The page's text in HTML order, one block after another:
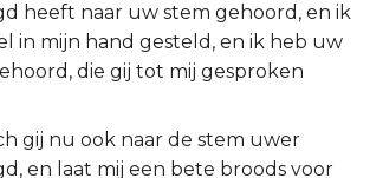
heeft naar uw stem gehoord, en ik
in mijn hand gesteld, en ik heb uw
die gij tot mij gesproken
gij nu ook naar de stem uwer
en laat mij een bete broods voor